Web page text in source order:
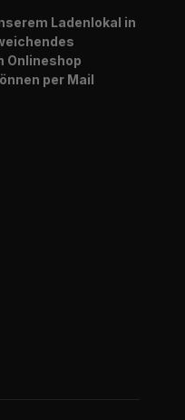
Ladenlokal in
Onlineshop
per Mail